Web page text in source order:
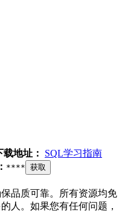
载地址： SQL学习指南
**** 获取
品质可靠。所有资源均免
人。如果您有任何问题，